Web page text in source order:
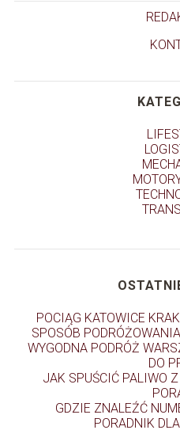
POCIĄG KATOWICE
SPOSÓB
WYGODNA PODRÓŻ
DO
JAK SPUŚCIĆ PALIWO Z
GDZIE ZNALEŹĆ
PORADNIK